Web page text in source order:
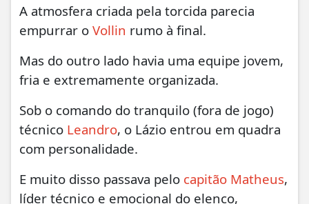
A atmosfera criada pela torcida parecia
empurrar o Vollin rumo à final.
Mas do outro lado havia uma equipe jovem,
fria e extremamente organizada.
Sob o comando do tranquilo (fora de jogo)
técnico Leandro, o Lázio entrou em quadra
com personalidade.
E muito disso passava pelo capitão Matheus,
líder técnico e emocional do elenco,